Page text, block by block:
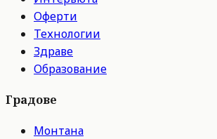
Оферти
Технологии
Здраве
Образование
Градове
Монтана